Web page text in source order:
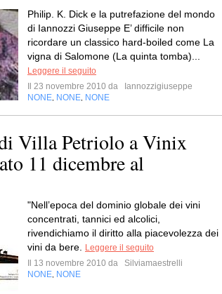
Philip. K. Dick e la putrefazione del mondo
di Iannozzi Giuseppe E’ difficile non
ricordare un classico hard-boiled come La
vigna di Salomone (La quinta tomba)...
Leggere il seguito
Il 23 novembre 2010 da
Iannozzigiuseppe
NONE NONE NONE
Villa Petriolo a Vinix
11 dicembre al
"Nell’epoca del dominio globale dei vini
concentrati, tannici ed alcolici,
rivendichiamo il diritto alla piacevolezza dei
vini da bere.
Leggere il seguito
Il 13 novembre 2010 da
Silviamaestrelli
NONE NONE